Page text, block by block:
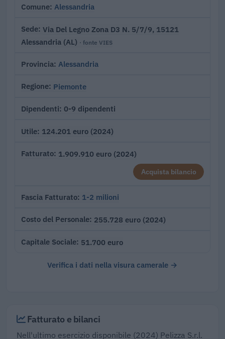
Comune Alessandria
Sede Via Del Legno Zona D3 N. 5/7/9, 15121
Alessandria (AL) · fonte VIES
Provincia Alessandria
Regione Piemonte
Dipendenti 0-9 dipendenti
Utile 124.201 euro (2024)
Fatturato 1.909.910 euro (2024)
Acquista bilancio
Fascia Fatturato 1-2 milioni
Costo del Personale 255.728 euro (2024)
Capitale Sociale 51.700 euro
Verifica i dati nella visura camerale →
Fatturato e bilanci
Nell'ultimo esercizio disponibile (2024) Pelizza S.r.l.